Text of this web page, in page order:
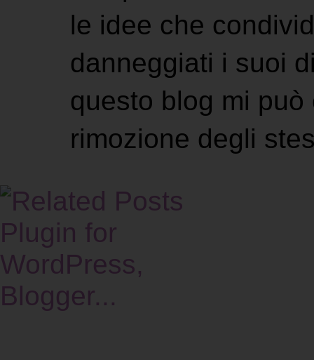
le idee che
danneggiati i suoi
questo blog mi
rimozione degli